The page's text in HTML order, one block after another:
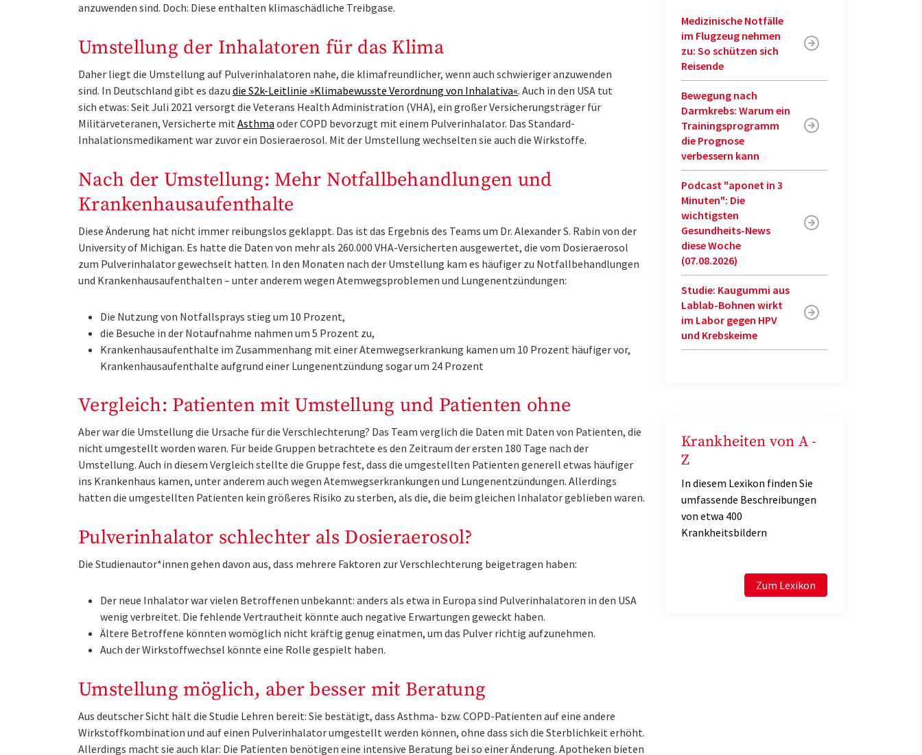
anzuwenden sind. Doch: Diese enthalten klimaschädliche Treibgase.
Umstellung der Inhalatoren für das Klima
Daher liegt die Umstellung auf Pulverinhalatoren nahe, die klimafreundlicher, wenn auch schwieriger anzuwenden
sind. In Deutschland gibt es dazu die S2k-Leitlinie »Klimabewusste Verordnung von Inhalativa«. Auch in den USA tut
sich etwas: Seit Juli 2021 versorgt die Veterans Health Administration (VHA), ein großer Versicherungsträger für
Militärveteranen, Versicherte mit Asthma oder COPD bevorzugt mit einem Pulverinhalator. Das Standard-
Inhalationsmedikament war zuvor ein Dosieraerosol. Mit der Umstellung wechselten sie auch die Wirkstoffe.
Nach der Umstellung: Mehr Notfallbehandlungen und
Krankenhausaufenthalte
Diese Änderung hat nicht immer reibungslos geklappt. Das ist das Ergebnis des Teams um Dr. Alexander S. Rabin von der
University of Michigan. Es hatte die Daten von mehr als 260.000 VHA-Versicherten ausgewertet, die vom Dosieraerosol
zum Pulverinhalator gewechselt hatten. In den Monaten nach der Umstellung kam es häufiger zu Notfallbehandlungen
und Krankenhausaufenthalten – unter anderem wegen Atemwegsproblemen und Lungenentzündungen:
Die Nutzung von Notfallsprays stieg um 10 Prozent,
die Besuche in der Notaufnahme nahmen um 5 Prozent zu,
Krankenhausaufenthalte im Zusammenhang mit einer Atemwegserkrankung kamen um 10 Prozent häufiger vor,
Krankenhausaufenthalte aufgrund einer Lungenentzündung sogar um 24 Prozent
Vergleich: Patienten mit Umstellung und Patienten ohne
Aber war die Umstellung die Ursache für die Verschlechterung? Das Team verglich die Daten mit Daten von Patienten, die
nicht umgestellt worden waren. Für beide Gruppen betrachtete es den Zeitraum der ersten 180 Tage nach der
Umstellung. Auch in diesem Vergleich stellte die Gruppe fest, dass die umgestellten Patienten generell etwas häufiger
ins Krankenhaus kamen, unter anderem auch wegen Atemwegserkrankungen und Lungenentzündungen. Allerdings
hatten die umgestellten Patienten kein größeres Risiko zu sterben, als die, die beim gleichen Inhalator geblieben waren.
Pulverinhalator schlechter als Dosieraerosol?
Die Studienautor*innen gehen davon aus, dass mehrere Faktoren zur Verschlechterung beigetragen haben:
Der neue Inhalator war vielen Betroffenen unbekannt: anders als etwa in Europa sind Pulverinhalatoren in den USA
wenig verbreitet. Die fehlende Vertrautheit könnte auch negative Erwartungen geweckt haben.
Ältere Betroffene könnten womöglich nicht kräftig genug einatmen, um das Pulver richtig aufzunehmen.
Auch der Wirkstoffwechsel könnte eine Rolle gespielt haben.
Umstellung möglich, aber besser mit Beratung
Aus deutscher Sicht hält die Studie Lehren bereit: Sie bestätigt, dass Asthma- bzw. COPD-Patienten auf eine andere
Wirkstoffkombination und auf einen Pulverinhalator umgestellt werden können, ohne dass sich die Sterblichkeit erhöht.
Allerdings macht sie auch klar: Die Patienten benötigen eine intensive Beratung bei so einer Änderung. Apotheken bieten
Medizinische Notfälle
im Flugzeug nehmen
zu: So schützen sich
Reisende
Bewegung nach
Darmkrebs: Warum ein
Trainingsprogramm
die Prognose
verbessern kann
Podcast "aponet in 3
Minuten": Die
wichtigsten
Gesundheits-News
diese Woche
(07.08.2026)
Studie: Kaugummi aus
Lablab-Bohnen wirkt
im Labor gegen HPV
und Krebskeime
Krankheiten von A -
Z
In diesem Lexikon finden Sie
umfassende Beschreibungen
von etwa 400
Krankheitsbildern
Zum Lexikon